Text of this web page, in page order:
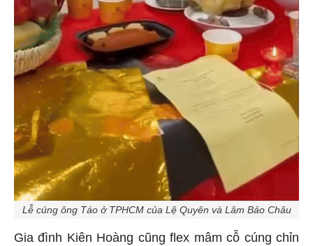
Lễ cúng ông Táo ở TPHCM của Lệ Quyên và Lâm Bảo Châu
Gia đình Kiên Hoàng cũng flex mâm cỗ cúng chỉn